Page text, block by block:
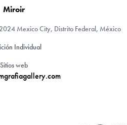
Miroir
Mexico City, Distrito Federal, México
Individual
Sitios web